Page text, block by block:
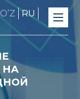
OʼZ RU
НА